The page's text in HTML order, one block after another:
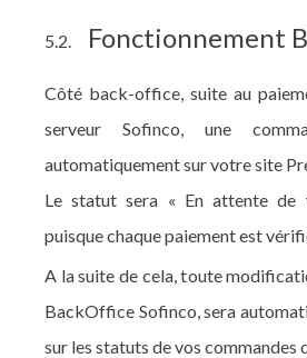
5.2. Fonctionnement
Côté back-office, suite au
serveur Sofinco, une
automatiquement sur votre site
Le statut sera « En attente de
puisque chaque paiement est
A la suite de cela, toute
BackOffice Sofinco, sera
sur les statuts de vos commandes